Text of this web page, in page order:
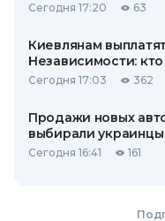
Сегодня 17:20 63
Киевлянам
Независимости:
Сегодня 17:03 362
Продажи новых
выбирали
Сегодня 16:41 161